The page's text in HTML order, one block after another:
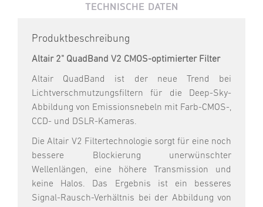
TECHNISCHE DATEN
Produktbeschreibung
Altair 2" QuadBand V2 CMOS-optimierter Filter
Altair QuadBand ist der neue Trend bei
Lichtverschmutzungsfiltern für die Deep-Sky-
Abbildung von Emissionsnebeln mit Farb-CMOS-,
CCD- und DSLR-Kameras.
Die Altair V2 Filtertechnologie sorgt für eine noch
bessere Blockierung unerwünschter
Wellenlängen, eine höhere Transmission und
keine Halos. Das Ergebnis ist ein besseres
Signal-Rausch-Verhältnis bei der Abbildung von